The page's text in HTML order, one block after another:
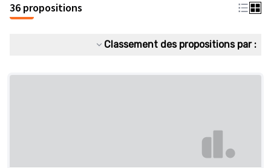
36 propositions
Classement des propositions par :